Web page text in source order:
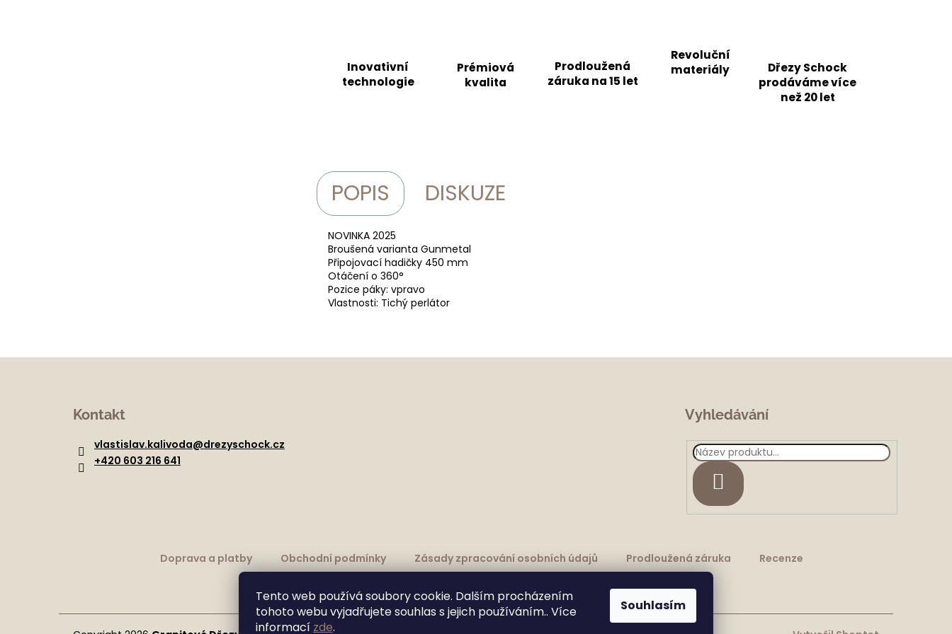
Tento web používá soubory cookie. Dalším procházením
tohoto webu vyjadřujete souhlas s jejich používáním.. Více
informací zde.
Souhlasím
Inovativní
technologie
Prémiová
kvalita
Prodloužená
záruka na 15 let
Revoluční
materiály
Dřezy Schock
prodáváme více
než 20 let
POPIS DISKUZE
NOVINKA 2025
Broušená varianta Gunmetal
Připojovací hadičky 450 mm
Otáčení o 360°
Pozice páky: vpravo
Vlastnosti: Tichý perlátor
Kontakt
vlastislav.kalivoda@drezyschock.cz
+420 603 216 641
Vyhledávání
HLEDAT
Doprava a platby Obchodní podmínky Zásady zpracování osobních údajů Prodloužená záruka Recenze